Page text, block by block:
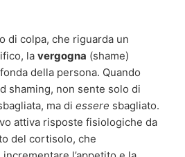
di colpa, che riguarda un
la vergogna (shame)
della persona. Quando
shaming, non sente solo di
ma di essere sbagliato.
attiva risposte fisiologiche da
del cortisolo, che